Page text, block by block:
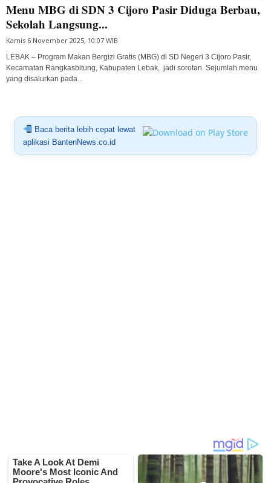
Menu MBG di SDN 3 Cijoro Pasir Diduga Berbau,
Sekolah Langsung...
Kamis 6 November 2025, 10:07 WIB
LEBAK – Program Makan Bergizi Gratis (MBG) di SD Negeri 3 Cijoro Pasir,
Kecamatan Rangkasbitung, Kabupaten Lebak, jadi sorotan. Sejumlah menu
yang disalurkan pada...
Baca berita lebih cepat lewat
aplikasi BantenNews.co.id